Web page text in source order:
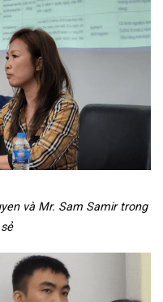
và Mr. Sam Samir trong